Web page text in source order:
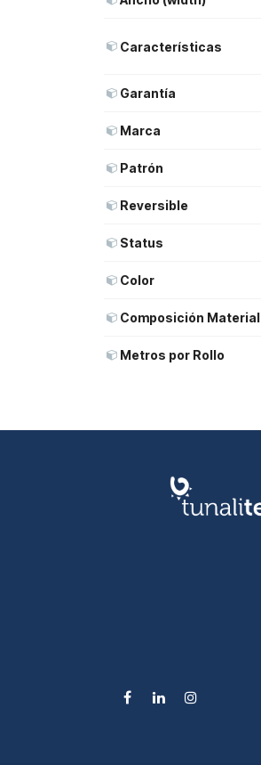
Características
Garantía
Marca
Patrón
Reversible
Status
Color
Composición Material
Metros por Rollo